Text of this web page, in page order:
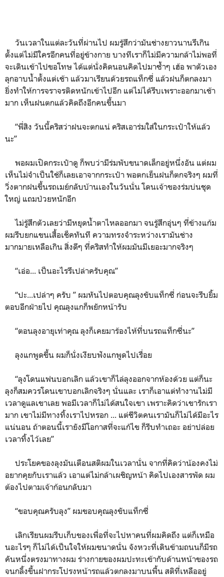
วันเวลาในแต่ละวันที่ผ่านไป ผมรู้สึกว่ามันช่างยาวนานรึเกิน
ตั้งแต่ไม่มีใครอีกคนที่อยู่ข้างกาย บางทีเราก็ไม่มีความกล้าไม่พอที่
จะเดินเข้าไปขอโทษ ได้แต่นั่งคิดนอนคิดไปมาซ้ำๆ เฮ้อ พาตัวเอง
ลุกอาบน้ำตั้งแต่เช้า แล้วมาเรียนด้วยรถแท็กซี่ แล้วฝนก็ตกลงมา
ยิ่งทำให้การจราจรติดหนักเข้าไปอีก แต่ไม่ได้รีบเพราะออกมาเช้า
มาก เห็นฝนตกแล้วคิดถึงอีกคนขึ้นมา
“พี่สิง วันนี้คริสว่าฝนจะตกแน่ คริสเอาร่มใส่ในกระเป๋าให้แล้ว
นะ”
พอผมเปิดกระเป๋าดู ก็พบว่ามีร่มพับขนาดเล็กอยู่หนึ่งอัน แต่ผม
เห็นไม่จำเป็นใช้ก็เลยเอาจากกระเป๋า พอตกเย็นฝนก็ตกจริงๆ ผมที่
วิ่งตากฝนขึ้นรถเมย์กลับบ้านเองในวันนั่น โดนเจ้าของร่มบ่นชุด
ใหญ่ แถมป่วยหนักอีก
ไม่รู้สึกตัวเลยว่ามีหยุดน้ำตาไหลออกมา จนรู้สึกอุ่นๆ ที่ข้างแก้ม
ผมรีบยกแขนเสื้อเช็คทันที ความทรงจำระหว่างเรามันช่าง
มากมายเหลือเกิน สิ่งดีๆ ที่คริสทำให้ผมมันมีเยอะมากจริงๆ
“เอ่อ... เป็นอะไรรึเปล่าครับคุณ”
“ปะ...เปล่าๆ ครับ ” ผมหันไปตอบคุณลุงขับแท็กซี่ ก่อนจะรีบยิ้ม
ตอบอีกฝ่ายไป คุณลุงแกก็พยักหน้ารับ
“ตอนลุงอายุเท่าคุณ ลุงก็เคยมาร้องไห้ที่บนรถแท็กซี่นะ”
ลุงแกพูดขึ้น ผมก็นั่งเงียบฟังแกพูดไปเรื่อย
“ลุงโดนแฟนบอกเลิก แล้วเขาก็ไล่ลุงออกจากห้องด้วย แต่ก็นะ
ลุงก็สมควรโดนเขาบอกเลิกจริงๆ นั่นและ เราก็เอาแต่ทำงานไม่มี
เวลาดูแลเขาเลย พอมีเวลาก็ไม่ได้สนใจเขา เพราะคิดว่าเขารักเรา
มาก เขาไม่มีทางทิ้งเราไปหรอก ... แต่ชีวิตคนเรามันก็ไม่ได้มีอะไร
แน่นอน ถ้าตอนนี้เรายังมีโอกาสที่จะแก้ไข ก็รีบทำเถอะ อย่าปล่อย
เวลาทิ้งไว้เลย”
ประโยคของลุงมันเตือนสติผมในเวลานั่น จากที่คิดว่าน้องคงไม่
อยากคุยกับเราแล้ว เอาแต่ไม่กล้าเผชิญหน้า คิดไปเองสารพัด ผม
ต้องไปตามเจ้าก้อนกลับมา
“ขอบคุณครับลุง” ผมขอบคุณลุงขับแท็กซี่
เลิกเรียนผมรีบเก็บของเพื่อที่จะไปหาคนที่ผมคิดถึง แต่ก็เหมือ
นอะไรๆ ก็ไม่ได้เป็นใจให้ผมขนาดนั่น จังหวะที่เดินข้ามถนนก็มีรถ
คันหนึ่งตรงมาทางผม ร่างกายของผมปะทะเข้ากับด้านหน้าของรถ
จนกลิ้งขึ้นฝากระโปรงหน้ารถแล้วตกลงมาบนพื้น สติที่เหลืออยู่